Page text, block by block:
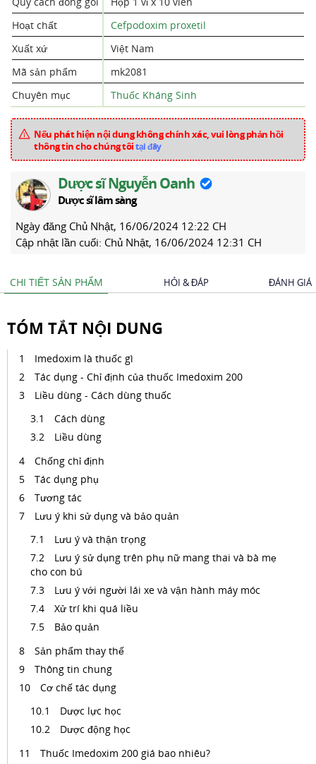
Hoạt chất
Cefpodoxim proxetil
Xuất xứ
Việt Nam
Mã sản phẩm
mk2081
Chuyên mục
Thuốc Kháng Sinh
Nếu phát hiện nội dung không chính xác, vui lòng phản hồi
thông tin cho chúng tôitại đây
Dược sĩ Nguyễn Oanh
Dược sĩ lâm sàng
Ngày đăng Chủ Nhật, 16/06/2024 12:22 CH
Cập nhật lần cuối: Chủ Nhật, 16/06/2024 12:31 CH
CHI TIẾT SẢN PHẨM HỎI & ĐÁP ĐÁNH GIÁ
TÓM TẮT NỘI DUNG
Imedoxim là thuốc gì
Tác dụng - Chỉ định của thuốc Imedoxim 200
Liều dùng - Cách dùng thuốc
Cách dùng
Liều dùng
Chống chỉ định
Tác dụng phụ
Tương tác
Lưu ý khi sử dụng và bảo quản
Lưu ý và thận trọng
Lưu ý sử dụng trên phụ nữ mang thai và bà mẹ
cho con bú
Lưu ý với người lái xe và vận hành máy móc
Xử trí khi quá liều
Bảo quản
Sản phẩm thay thế
Thông tin chung
Cơ chế tác dụng
Dược lực học
Dược động học
Thuốc Imedoxim 200 giá bao nhiêu?